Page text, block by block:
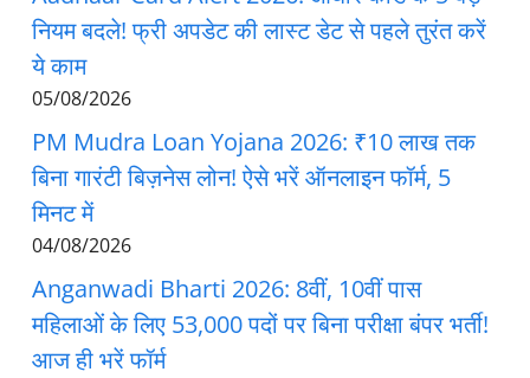
नियम बदले! फ्री अपडेट की लास्ट डेट से पहले तुरंत करें
ये काम
05/08/2026
PM Mudra Loan Yojana 2026: ₹10 लाख तक
बिना गारंटी बिज़नेस लोन! ऐसे भरें ऑनलाइन फॉर्म, 5
मिनट में
04/08/2026
Anganwadi Bharti 2026: 8वीं, 10वीं पास
महिलाओं के लिए 53,000 पदों पर बिना परीक्षा बंपर भर्ती!
आज ही भरें फॉर्म